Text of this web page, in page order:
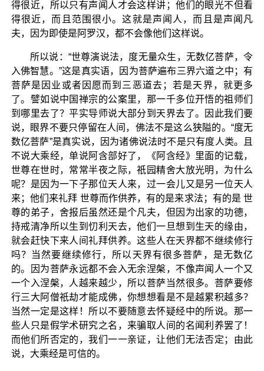
得很近，所以只有声闻人才会这样讲；他们的眼光不但看
得很近，而且范围很小。这就是声闻人，而且是声闻凡
夫，因为即使是阿罗汉，都不会像他们这样说。
所以说：“世尊演说法，度无量众生，无数亿菩萨，令
入佛智慧。”这是真实语，因为菩萨遍布三界六道之中；有
菩萨是因业或者因愿而到三恶道去；若是天界，就更多
了。譬如说中国禅宗的公案里，那一千多位开悟的祖师们
到哪里去了？平实导师说大部分到天界去了。因此我们要
说，眼界不要只停留在人间，佛法不是这么狭隘的。“度无
数亿菩萨”是真实说，因为诸佛说法时不是只有度人类。且
不说大乘经，单说阿含部好了，《阿含经》里面的记载，
世尊在世时，常常半夜之际，祇园精舍大放光明，为什么
呢？是因为一下子那位天人来，过一会儿又是另一位天人
来；他们来礼拜 世尊而作供养，有的是来求法；有的是 世
尊的弟子，舍报后虽然还是个凡夫，但因为出家的功德，
持戒清净所以生到忉利天去，他们一旦想到生天的缘由，
就会赶快下来人间礼拜供养。这些人在天界都不继续修行
吗？当然要继续修行，所以天界有很多菩萨，是无数亿
的。因为菩萨永远都不会入无余涅槃，不像声闻人一个又
一个入涅槃，人越来越少，所以菩萨当然很多。菩萨要修
行三大阿僧祇劫才能成佛，你想想看是不是越累积越多？
当然一定是这样！所以不要随意去怀疑经中的所说。那一
些人只是假学术研究之名，来骗取人间的名闻利养罢了！
而他们所否定的，我们一一亲证，让他们无法否定；由此
说，大乘经是可信的。